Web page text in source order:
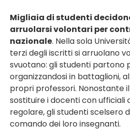
Migliaia di studenti
arruolarsi volontari per
nazionale. Nella sola
terzi degli iscritti si arruolano
svuotano: gli studenti partono
organizzandosi in battaglioni,
propri professori. Nonostante
sostituire i docenti con ufficiali
regolare, gli studenti scelsero
comando dei loro insegnanti.